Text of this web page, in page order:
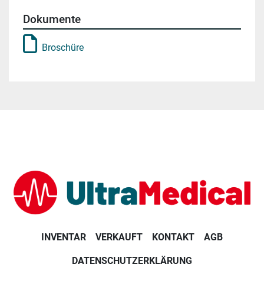
Dokumente
Broschüre
INVENTAR VERKAUFT KONTAKT AGB
DATENSCHUTZERKLÄRUNG